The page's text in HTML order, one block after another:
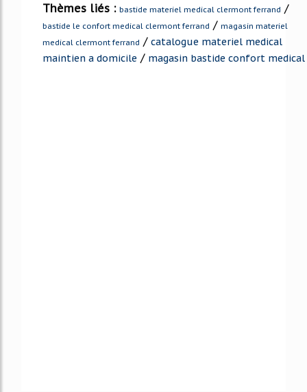
Thèmes liés : bastide materiel medical clermont ferrand /
bastide le confort medical clermont ferrand / magasin materiel
medical clermont ferrand / catalogue materiel medical
maintien a domicile / magasin bastide confort medical